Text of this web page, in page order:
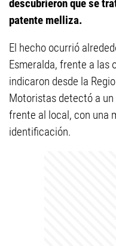
descubrieron que se
patente melliza.
El hecho ocurrió
Esmeralda, frente a las
indicaron desde la
Motoristas detectó a
frente al local, con una
identificación.